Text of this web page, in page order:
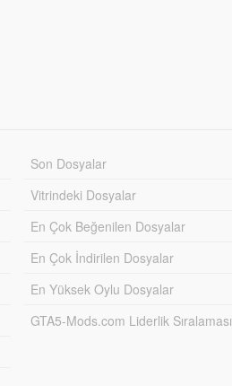
Son Dosyalar
Vitrindeki Dosyalar
En Çok Beğenilen Dosyalar
En Çok İndirilen Dosyalar
En Yüksek Oylu Dosyalar
GTA5-Mods.com Liderlik Sıralaması